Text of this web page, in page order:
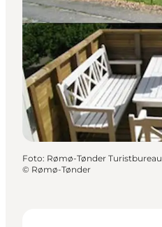
Foto: Rømø-Tønder Turistbureau
© Rømø-Tønder